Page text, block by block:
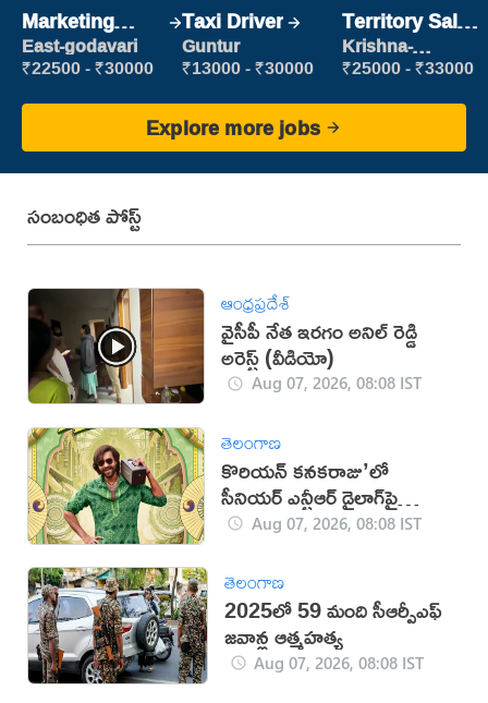
Marketing
Executive
East-godavari
₹22500 - ₹30000
Taxi Driver
Guntur
₹13000 - ₹30000
Territory Sales
Manager
Krishna-
vijayawada
₹25000 - ₹33000
Explore more jobs
సంబంధిత పోస్ట్
ఆంధ్రప్రదేశ్
వైసీపీ నేత ఇరగం అనిల్ రెడ్డి
అరెస్ట్ (వీడియో)
Aug 07, 2026, 08:08 IST
తెలంగాణ
కొరియన్ కనకరాజు’లో
సీనియర్ ఎన్టీఆర్ డైలాగ్‌పై
వివాదం!
Aug 07, 2026, 08:08 IST
తెలంగాణ
2025లో 59 మంది సీఆర్పీఎఫ్
జ‌వాన్ల ఆత్మ‌హ‌త్య
Aug 07, 2026, 08:08 IST